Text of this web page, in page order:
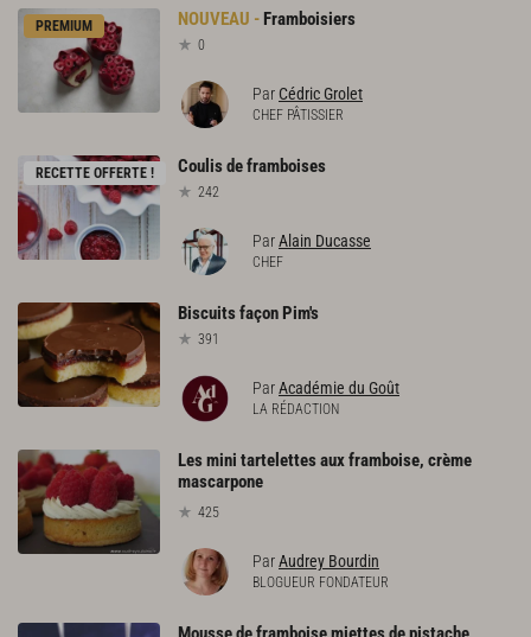
PREMIUM Framboisiers
0
Par Cédric Grolet
CHEF PÂTISSIER
RECETTE OFFERTE ! Coulisdeframboises
242
ParAlain Ducasse
CHEF
Biscuitsfaçon Pim's
391
ParAcadémie du Goût
LA RÉDACTION
Les mini tartelettes aux framboise, crème
mascarpone
425
ParAudrey Bourdin
BLOGUEUR FONDATEUR